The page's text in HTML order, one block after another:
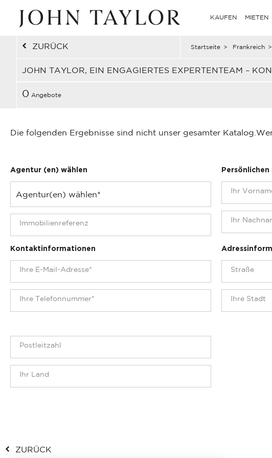
KAUFEN MIETEN
ZURÜCK Startseite > Frankreich >
JOHN TAYLOR, EIN ENGAGIERTES EXPERTENTEAM –
0 Angebote
Die folgenden Ergebnisse sind nicht unser gesamter Katalog.
Agentur (en) wählen Persönlichen
Kontaktinformationen
ZURÜCK